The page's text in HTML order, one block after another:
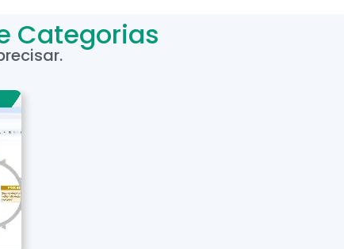
Categorias